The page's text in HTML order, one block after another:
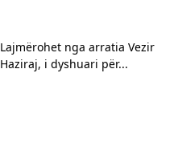
Lajmërohet nga arratia Vezir
Haziraj, i dyshuari për...